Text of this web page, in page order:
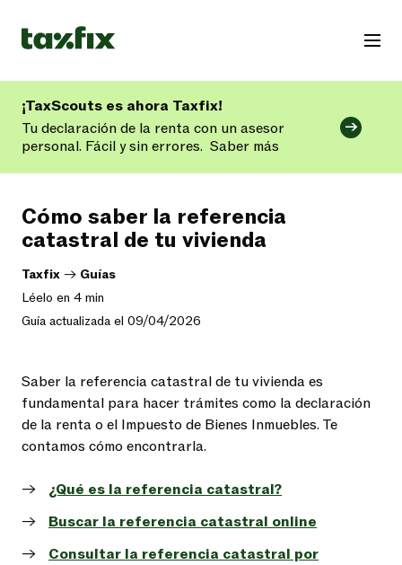
¡TaxScouts es ahora Taxfix!
Tu declaración de la renta con un asesor
personal. Fácil y sin errores. Saber más
Cómo saber la referencia
catastral de tu vivienda
Taxfix -> Guías
Léelo en 4 min
Guía actualizada el 09/04/2026
Saber la referencia catastral de tu vivienda es
fundamental para hacer trámites como la declaración
de la renta o el Impuesto de Bienes Inmuebles. Te
contamos cómo encontrarla.
¿Qué es la referencia catastral?
Buscar la referencia catastral online
Consultar la referencia catastral por